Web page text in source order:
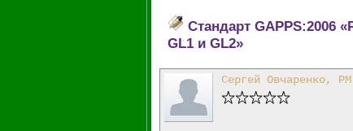
Стандарт GAPPS:2006
GL1 и GL2»
Сергей Овчаренко, PM